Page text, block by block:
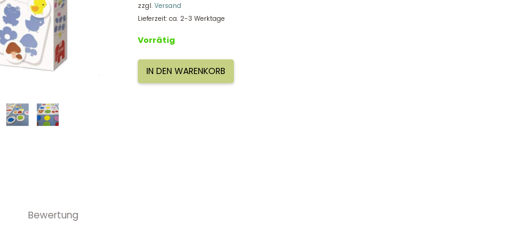
zzgl. Versand
Lieferzeit: ca. 2-3 Werktage
Vorrätig
Jumbo
IN DEN WARENKORB
Bewertung